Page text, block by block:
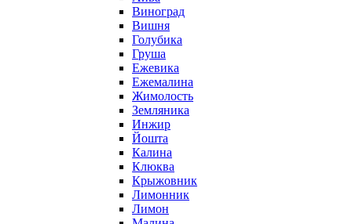
Виноград
Вишня
Голубика
Груша
Ежевика
Ежемалина
Жимолость
Земляника
Инжир
Йошта
Калина
Клюква
Крыжовник
Лимонник
Лимон